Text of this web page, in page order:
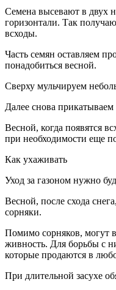
Семена высевают в двух
горизонтали. Так
всходы.
Часть семян оставляем
понадобиться весной.
Сверху мульчируем
Далее снова
Весной, когда появятся
при необходимости еще
Как ухаживать
Уход за газоном нужно
Весной, после схода
сорняки.
Помимо сорняков, могут
живность. Для борьбы с
которые продаются в
При длительной засухе